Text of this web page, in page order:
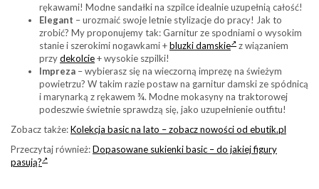
rękawami! Modne sandałki na szpilce idealnie uzupełnią całość!
Elegant – urozmaić swoje letnie stylizacje do pracy! Jak to
zrobić? My proponujemy tak: Garnitur ze spodniami o wysokim
stanie i szerokimi nogawkami +bluzki damskie
z wiązaniem
przydekolcie+ wysokie szpilki!
Impreza – wybierasz się na wieczorną imprezę na świeżym
powietrzu? W takim razie postaw na garnitur damski ze spódnicą
i marynarką z rękawem ¾. Modne mokasyny na traktorowej
podeszwie świetnie sprawdzą się, jako uzupełnienie outfitu!
Zobacz także:Kolekcja basic na lato – zobacz nowości od ebutik.pl
Przeczytaj również:Dopasowane sukienki basic – do jakiej figury
pasują?